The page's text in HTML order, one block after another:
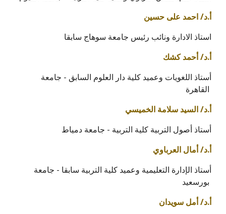
أ.د/ احمد على حسين
استاذ الادارة ونائب رئيس جامعة سوهاج سابقا
أ.د/ أحمد كشك
أ.د/ السيد سلامة الخميسي
أستاذ أصول التربية كلية التربية - جامعة دمياط
أ.د/ أمال العرباوي
أ.د/ أمل سويدان